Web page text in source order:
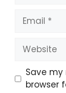
Email
Website
Save
browser